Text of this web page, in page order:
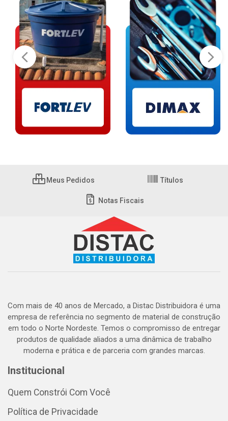
Meus Pedidos Títulos
Notas Fiscais
Com mais de 40 anos de Mercado, a Distac Distribuidora é uma
empresa de referência no segmento de material de construção
em todo o Norte Nordeste. Temos o compromisso de entregar
produtos de qualidade aliados a uma dinâmica de trabalho
moderna e prática e de parceria com grandes marcas.
Institucional
Quem Constrói Com Você
Política de Privacidade